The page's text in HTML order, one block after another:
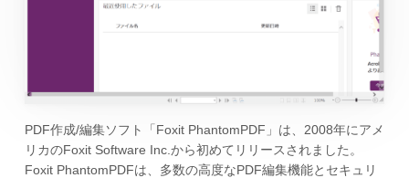
PDF作成/編集ソフト「Foxit PhantomPDF」は、2008年にアメ
リカのFoxit Software Inc.から初めてリリースされました。
Foxit PhantomPDFは、多数の高度なPDF編集機能とセキュリ